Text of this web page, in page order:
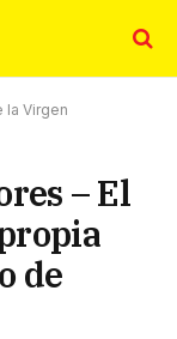
la Virgen
– El
de